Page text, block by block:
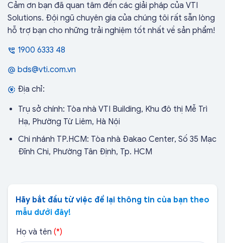
Cảm ơn bạn đã quan tâm đến các giải pháp của VTI
Solutions. Đội ngũ chuyên gia của chúng tôi rất sẵn lòng
hỗ trợ bạn cho những trải nghiệm tốt nhất về sản phẩm!
1900 6333 48
bds@vti.com.vn
Địa chỉ:
Trụ sở chính: Tòa nhà VTI Building, Khu đô thị Mễ Trì
Hạ, Phường Từ Liêm, Hà Nội
Chi nhánh TP.HCM: Tòa nhà Đakao Center, Số 35 Mạc
Đĩnh Chi, Phường Tân Định, Tp. HCM
Hãy bắt đầu từ việc để lại thông tin của bạn theo
mẫu dưới đây!
Họ và tên (*)
Bắc Giang